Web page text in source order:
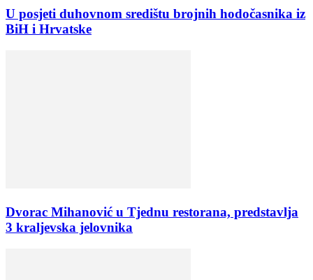
U posjeti duhovnom središtu brojnih hodočasnika iz
BiH i Hrvatske
Dvorac Mihanović u Tjednu restorana, predstavlja
3 kraljevska jelovnika